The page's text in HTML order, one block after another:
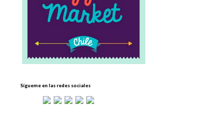
Sígueme en las redes sociales